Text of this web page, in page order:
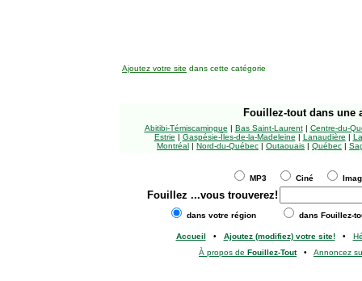
Ajoutez votre site dans cette catégorie
Fouillez-tout dans une
Abitibi-Témiscamingue | Bas Saint-Laurent| Centre-du-
Estrie | Gaspésie-Îles-de-la-Madeleine | Lanaudière |
Montréal | Nord-du-Québec | Outaouais | Québec |
MP3 Ciné
Fouillez ...vous trouverez!
dans votre région dans Fouillez-
Accueil • Ajoutez (modifiez) votre site!•
À propos de Fouillez-Tout• Annoncez